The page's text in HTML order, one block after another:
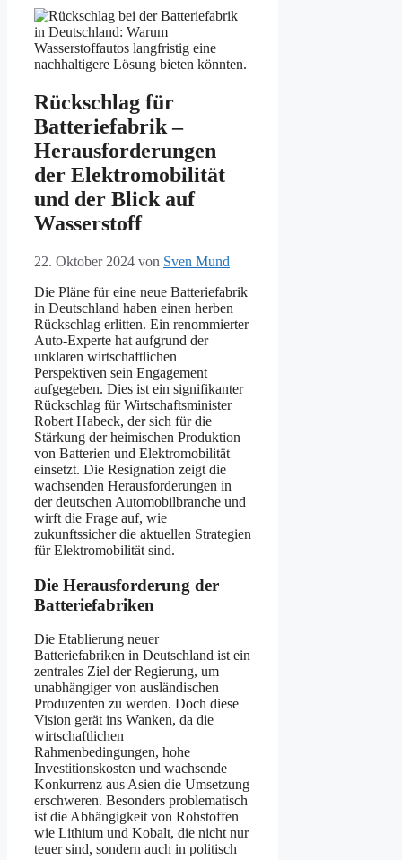
Rückschlag für
Batteriefabrik –
Herausforderungen
der Elektromobilität
und der Blick auf
Wasserstoff
22. Oktober 2024 von Sven Mund
Die Pläne für eine neue Batteriefabrik
in Deutschland haben einen herben
Rückschlag erlitten. Ein renommierter
Auto-Experte hat aufgrund der
unklaren wirtschaftlichen
Perspektiven sein Engagement
aufgegeben. Dies ist ein signifikanter
Rückschlag für Wirtschaftsminister
Robert Habeck, der sich für die
Stärkung der heimischen Produktion
von Batterien und Elektromobilität
einsetzt. Die Resignation zeigt die
wachsenden Herausforderungen in
der deutschen Automobilbranche und
wirft die Frage auf, wie
zukunftssicher die aktuellen Strategien
für Elektromobilität sind.
Die Herausforderung der
Batteriefabriken
Die Etablierung neuer
Batteriefabriken in Deutschland ist ein
zentrales Ziel der Regierung, um
unabhängiger von ausländischen
Produzenten zu werden. Doch diese
Vision gerät ins Wanken, da die
wirtschaftlichen
Rahmenbedingungen, hohe
Investitionskosten und wachsende
Konkurrenz aus Asien die Umsetzung
erschweren. Besonders problematisch
ist die Abhängigkeit von Rohstoffen
wie Lithium und Kobalt, die nicht nur
teuer sind, sondern auch in politisch